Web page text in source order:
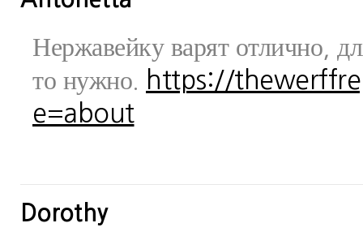
Нержавейку варят отлично,
то нужно.
https://
e=about
Dorothy